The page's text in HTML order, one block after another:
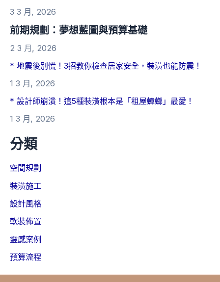
3 3 月, 2026
前期規劃：夢想藍圖與預算基礎
2 3 月, 2026
* 地震後別慌！3招教你檢查居家安全，裝潢也能防震！
1 3 月, 2026
* 設計師崩潰！這5種裝潢根本是「租屋蟑螂」最愛！
1 3 月, 2026
分類
空間規劃
裝潢施工
設計風格
軟裝佈置
靈感案例
預算流程